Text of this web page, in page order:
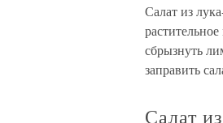
Салат из
сбрызнуть
заправить
Салат